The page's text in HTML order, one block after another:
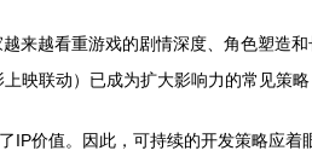
越看重游戏的剧情深度、角色塑造
联动）已成为扩大影响力的常见策略
价值。因此，可持续的开发策略应